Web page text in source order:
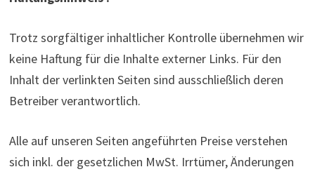
Trotz sorgfältiger inhaltlicher Kontrolle übernehmen wir
keine Haftung für die Inhalte externer Links. Für den
Inhalt der verlinkten Seiten sind ausschließlich deren
Betreiber verantwortlich.
Alle auf unseren Seiten angeführten Preise verstehen
sich inkl. der gesetzlichen MwSt. Irrtümer, Änderungen